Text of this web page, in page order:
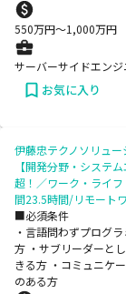
550万円〜1,000万円
サーバーサイドエンジ
お気に入り
伊藤忠テクノソリュ
【開発分野・システ
超！／ワーク・ライ
間23.5時間/リモート
■必須条件
・言語問わずプログ
方 ・サブリーダーと
きる方 ・コミュニケ
のある方